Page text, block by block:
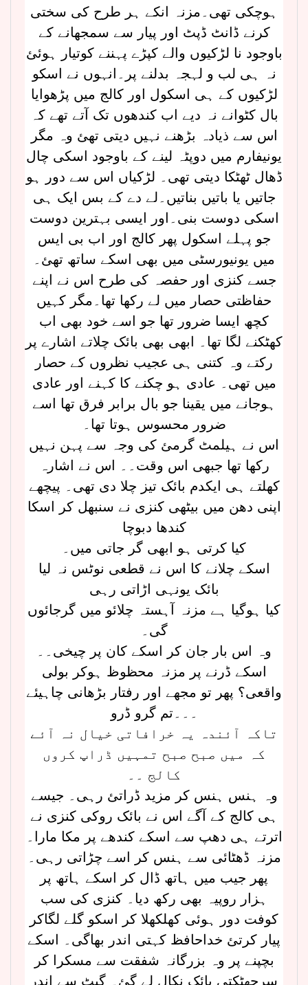
ہوچکی تھی۔مزنہ انکے ہر طرح کی سختی
کرنے ڈانٹ ڈپٹ اور پیار سے سمجھانے کے
باوجود نا لڑکیوں والے کپڑے پہننے کوتیار ہوئئ
نہ ہی لب و لہجہ بدلنے پر۔انہوں نے اسکو
لڑکیوں کے ہی اسکول اور کالج میں پڑھوایا
بال کٹوانے نہ دیے اب کندھوں تک آتے تھے کہ
اس سے ذیادہ بڑھنے نہیں دیتی تھئ وہ مگر
یونیفارم میں دوپٹہ لینے کے باوجود اسکی چال
ڈھال ٹھٹکا دیتی تھی۔ لڑکیاں اس سے دور ہو
جاتیں یا باتیں بناتیں۔لے دے کے بس ایک ہی
اسکی دوست بنی۔اور ایسی بہترین دوست
جو پہلے اسکول پھر کالج اور اب بی ایس
میں یونیورسٹی میں بھی اسکے ساتھ تھئ۔
جسے کنزی اور حفصہ کی طرح اس نے اپنے
حفاظتی حصار میں لے رکھا تھا۔مگر کہیں
کچھ ایسا ضرور تھا جو اسے خود بھی اب
کھٹکنے لگا تھا۔ ابھی بھی بائک چلاتے اشارے پر
رکتے وہ کتنی ہی عجیب نظروں کے حصار
میں تھی۔ عادی ہو چکنے کا کہنے اور عادی
ہوجانے میں یقینا جو بال برابر فرق تھا اسے
ضرور محسوس ہوتا تھا۔
اس نے ہیلمٹ گرمئ کی وجہ سے پہن نہیں
رکھا تھا جبھی اس وقت۔۔ اس نے اشارہ
کھلتے ہی ایکدم بائک تیز چلا دی تھی۔ پیچھے
اپنی دھن میں بیٹھی کنزی نے سنبھل کر اسکا
کندھا دبوچا
کیا کرتی ہو ابھی گر جاتی میں۔
اسکے چلانے کا اس نے قطعی نوٹس نہ لیا
بائک یونہی اڑاتی رہی
کیا ہوگیا ہے مزنہ آہستہ چلائو میں گرجائوں
گی۔
وہ اس بار جان کر اسکے کان پر چیخی۔۔
اسکے ڈرنے پر مزنہ محظوظ ہوکر بولی
واقعی؟ پھر تو مجھے اور رفتار بڑھانی چاہیئے
۔۔۔تم گرو ڈرو
تاکہ آئندہ یہ خرافاتی خیال نہ آئے
کہ میں صبح صبح تمہیں ڈراپ کروں
کالج ۔۔
وہ ہنس ہنس کر مزید ڈراتئ رہی۔ جیسے
ہی کالج کے آگے اس نے بائک روکی کنزی نے
اترتے ہی دھپ سے اسکے کندھے پر مکا مارا۔
مزنہ ڈھٹائی سے ہنس کر اسے چڑاتی رہی۔
پھر جیب میں ہاتھ ڈال کر اسکے ہاتھ پر
ہزار روپیہ بھی رکھ دیا۔ کنزی کی سب
کوفت دور ہوئی کھلکھلا کر اسکو گلے لگاکر
پیار کرتئ خداحافظ کہتی اندر بھاگی۔ اسکے
بچپنے پر وہ بزرگانہ شفقت سے مسکرا کر
سرجھٹکتی بائک نکال لے گئ۔ گیٹ سے اندر